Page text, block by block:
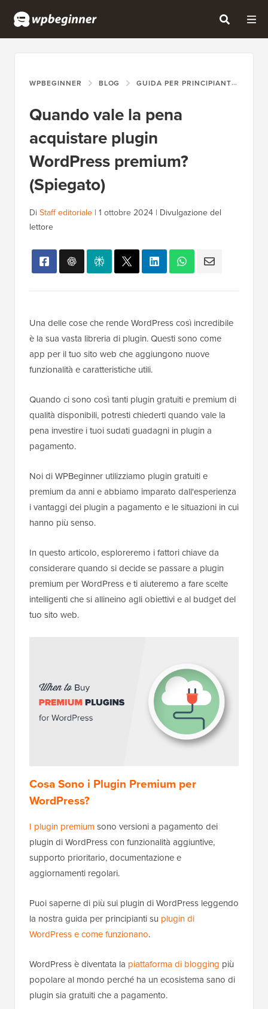
WPBEGINNER BLOG GUIDA PER PRINCIPIANTI
Quando vale la pena
acquistare plugin
WordPress premium?
(Spiegato)
DiStaff editoriale | 1 ottobre 2024 | Divulgazione del
lettore
Una delle cose che rende WordPress così incredibile
è la sua vasta libreria di plugin. Questi sono come
app per il tuo sito web che aggiungono nuove
funzionalità e caratteristiche utili.
Quando ci sono così tanti plugin gratuiti e premium di
qualità disponibili, potresti chiederti quando vale la
pena investire i tuoi sudati guadagni in plugin a
pagamento.
Noi di WPBeginner utilizziamo plugin gratuiti e
premium da anni e abbiamo imparato dall'esperienza
i vantaggi dei plugin a pagamento e le situazioni in cui
hanno più senso.
In questo articolo, esploreremo i fattori chiave da
considerare quando si decide se passare a plugin
premium per WordPress e ti aiuteremo a fare scelte
intelligenti che si allineino agli obiettivi e al budget del
tuo sito web.
Cosa Sono i Plugin Premium per
WordPress?
I plugin premium sono versioni a pagamento dei
plugin di WordPress con funzionalità aggiuntive,
supporto prioritario, documentazione e
aggiornamenti regolari.
Puoi saperne di più sui plugin di WordPress leggendo
la nostra guida per principianti su plugin di
WordPress e come funzionano.
WordPress è diventata la piattaforma di blogging più
popolare al mondo perché ha un ecosistema sano di
plugin sia gratuiti che a pagamento.